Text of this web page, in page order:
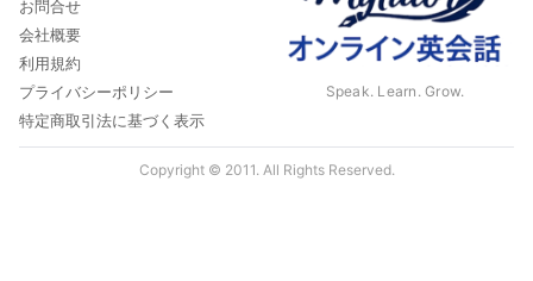
お問合せ
会社概要
利用規約
プライバシーポリシー
特定商取引法に基づく表示
Speak. Learn. Grow.
Copyright © 2011. All Rights Reserved.